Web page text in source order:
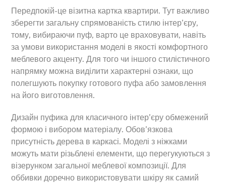
Передпокій-це візитна картка квартири. Тут важливо
зберегти загальну спрямованість стилю інтер’єру,
тому, вибираючи пуф, варто це враховувати, навіть
за умови використання моделі в якості комфортного
меблевого акценту. Для того чи іншого стилістичного
напрямку можна виділити характерні ознаки, що
полегшують покупку готового пуфа або замовлення
на його виготовлення.
Дизайн пуфика для класичного інтер’єру обмежений
формою і вибором матеріалу. Обов’язкова
присутність дерева в каркасі. Моделі з ніжками
можуть мати різьблені елементи, що перегукуються з
візерунком загальної меблевої композиції. Для
оббивки доречно використовувати шкіру як самий